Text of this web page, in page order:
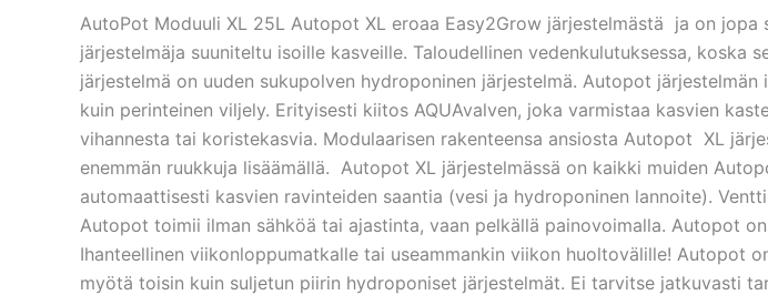
AutoPot Moduuli XL 25L Autopot XL eroaa Easy2Grow järjestelmästä ja on
järjestelmäja suuniteltu isoille kasveille. Taloudellinen vedenkulutuksessa, koska
järjestelmä on uuden sukupolven hydroponinen järjestelmä. Autopot
kuin perinteinen viljely. Erityisesti kiitos AQUAvalven, joka varmistaa kasvien
vihannesta tai koristekasvia. Modulaarisen rakenteensa ansiosta Autopot XL
enemmän ruukkuja lisäämällä. Autopot XL järjestelmässä on kaikki muiden
automaattisesti kasvien ravinteiden saantia (vesi ja hydroponinen lannoite).
Autopot toimii ilman sähköä tai ajastinta, vaan pelkällä painovoimalla. Autopot
Ihanteellinen viikonloppumatkalle tai useammankin viikon huoltovälille! Autopot
myötä toisin kuin suljetun piirin hydroponiset järjestelmät. Ei tarvitse jatkuvasti